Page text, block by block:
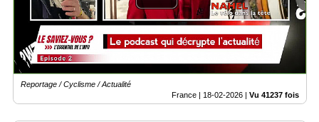
Reportage / Cyclisme / Actualité
France | 18-02-2026 Vu 41237 fois